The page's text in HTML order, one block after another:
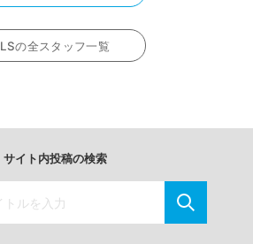
LSの全スタッフ一覧
サイト内投稿の検索